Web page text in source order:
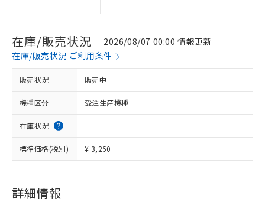
在庫/販売状況
2026/08/07 00:00 情報更新
在庫/販売状況 ご利用条件
販売状況 販売中
機種区分 受注生産機種
在庫状況
標準価格(税別) ¥ 3,250
詳細情報